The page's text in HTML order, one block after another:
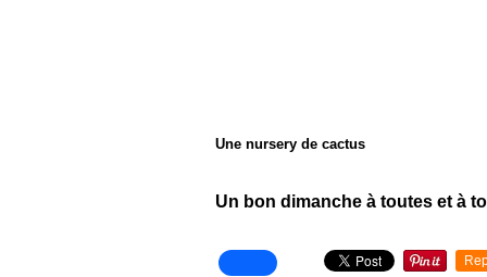
Une nursery de cactus
Un bon dimanche à toutes et à